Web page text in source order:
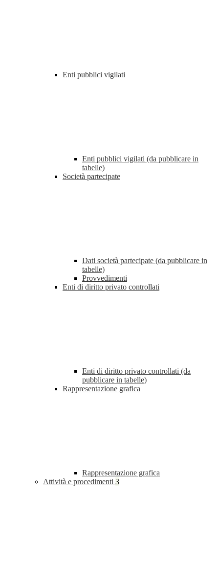
Enti pubblici vigilati
Enti pubblici vigilati (da pubblicare in
tabelle)
Società partecipate
Dati società partecipate (da pubblicare in
tabelle)
Provvedimenti
Enti di diritto privato controllati
Enti di diritto privato controllati (da
pubblicare in tabelle)
Rappresentazione grafica
Rappresentazione grafica
Attività e procedimenti 3